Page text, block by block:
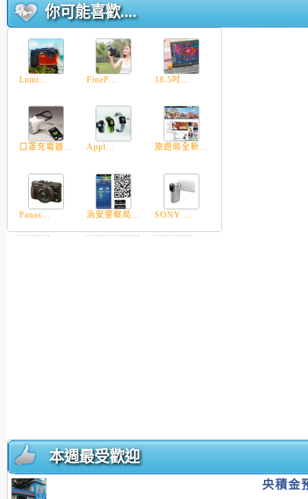
你可能喜歡....
Lumi... FineP... 18.5吋...
口罩充電器... Appl... 旅遊局全新...
Panas... 治安警察局... SONY ...
本週最受歡迎
央積金